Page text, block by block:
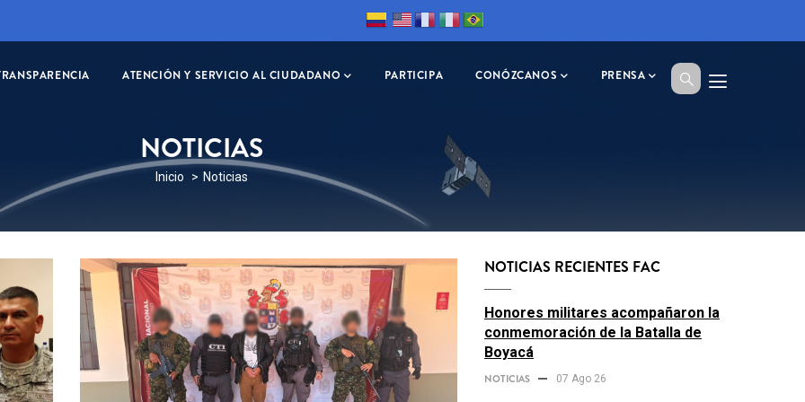
ATENCIÓN Y SERVICIO AL CIUDADANO PARTICIPA CONÓZCANOS PRENSA
NOTICIAS
SOBRESCRIBIR
DE
AYUDA
A
LA
NAVEGACIÓN
Inicio Noticias
NOTICIAS RECIENTES FAC
Honores militares acompañaron la
conmemoración de la Batalla de
Boyacá
NOTICIAS 07 Ago 26